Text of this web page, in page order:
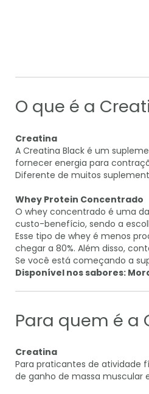
imagens
O que é a
Creatina
A Creatina Black é um
fornecer energia para
Diferente de muitos
Whey Protein Concentrado
O whey concentrado é uma
custo-benefício, sendo a
Esse tipo de whey é menos
chegar a 80%. Além disso,
Se você está começando a
Disponível nos sabores:
Para quem é a
Creatina
Para praticantes de atividade
de ganho de massa muscular